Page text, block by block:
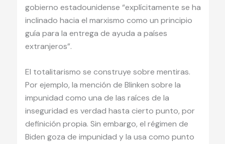
gobierno estadounidense “explícitamente se ha
inclinado hacia el marxismo como un principio
guía para la entrega de ayuda a países
extranjeros”.
El totalitarismo se construye sobre mentiras.
Por ejemplo, la mención de Blinken sobre la
impunidad como una de las raíces de la
inseguridad es verdad hasta cierto punto, por
definición propia. Sin embargo, el régimen de
Biden goza de impunidad y la usa como punto